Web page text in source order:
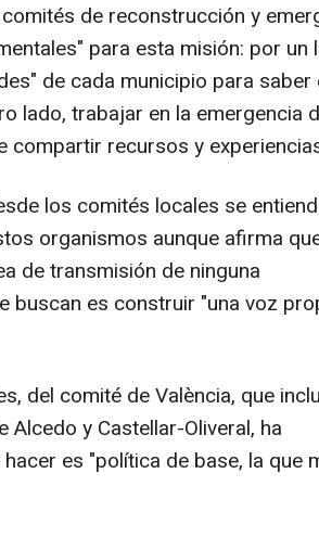
de reconstrucción y
para esta misión: por un
de cada municipio para saber
lado, trabajar en la emergencia
compartir recursos y
los comités locales se
organismos aunque afirma
de transmisión de ninguna
buscan es construir "una voz
del comité de València, que
y Castellar-Oliveral, ha
es "política de base, la que